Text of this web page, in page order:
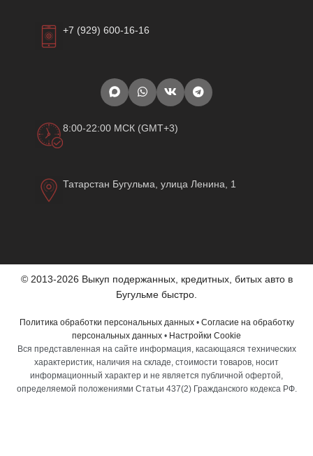
+7 (929) 600-16-16
8:00-22:00 МСК (GMT+3)
Татарстан Бугульма, улица Ленина, 1
© 2013-2026 Выкуп подержанных, кредитных, битых авто в
Бугульме быстро.
Политика обработки персональных данных• Согласие на обработку
персональных данных • Настройки Cookie
Вся представленная на сайте информация, касающаяся технических
характеристик, наличия на складе, стоимости товаров, носит
информационный характер и не является публичной офертой,
определяемой положениями Статьи 437(2) Гражданского кодекса РФ.